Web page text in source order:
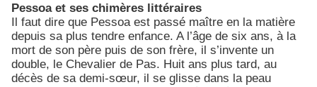
Pessoa et ses chimères littéraires
Il faut dire que Pessoa est passé maître en la matière
depuis sa plus tendre enfance. A l’âge de six ans, à la
mort de son père puis de son frère, il s’invente un
double, le Chevalier de Pas. Huit ans plus tard, au
décès de sa demi-sœur, il se glisse dans la peau